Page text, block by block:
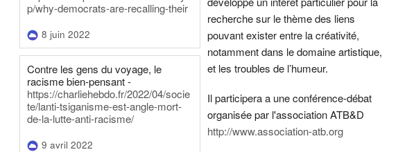
p/why-democrats-are-recalling-their
8 juin 2022
Contre les gens du voyage, le
racisme bien-pensant -
https://charliehebdo.fr/2022/04/socie
te/lanti-tsiganisme-est-angle-mort-
de-la-lutte-anti-racisme/
9 avril 2022
recherche sur le thème des liens
pouvant exister entre la créativité,
notamment dans le domaine artistique,
et les troubles de l’humeur.
Il participera a une conférence-débat
organisée par l'association ATB&D
http://www.association-atb.org